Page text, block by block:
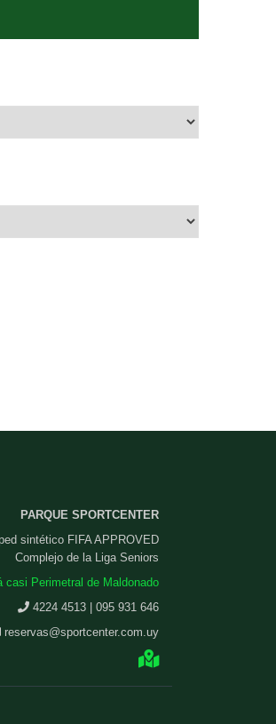
PARQUE SPORTCENTER
sintético FIFA APPROVED
Complejo de la Liga Seniors
casi Perimetral de Maldonado
4224 4513 | 095 931 646
reservas@sportcenter.com.uy